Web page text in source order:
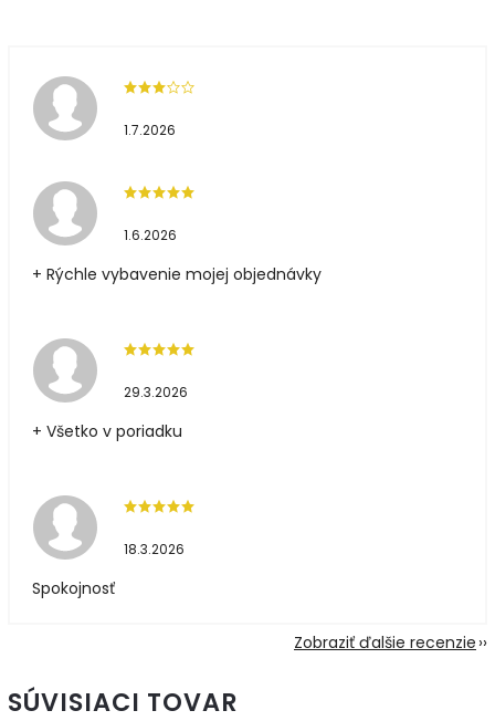
1.7.2026
1.6.2026
+ Rýchle vybavenie mojej objednávky
29.3.2026
+ Všetko v poriadku
18.3.2026
Spokojnosť
Zobraziť ďalšie recenzie
SÚVISIACI TOVAR